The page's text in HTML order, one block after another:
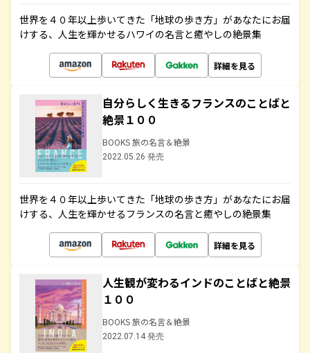
世界を４０年以上歩いてきた「地球の歩き方」があなたにお届
けする、人生を輝かせるハワイの名言と癒やしの絶景集
詳細を見る
自分らしく生きるフランスのことばと
絶景１００
BOOKS 旅の名言＆絶景
2022.05.26 発売
世界を４０年以上歩いてきた「地球の歩き方」があなたにお届
けする、人生を輝かせるフランスの名言と癒やしの絶景集
詳細を見る
人生観が変わるインドのことばと絶景
１００
BOOKS 旅の名言＆絶景
2022.07.14 発売